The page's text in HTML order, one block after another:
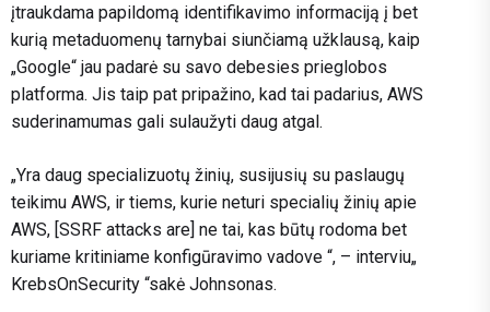
įtraukdama papildomą identifikavimo informaciją į bet
kurią metaduomenų tarnybai siunčiamą užklausą, kaip
„Google“ jau padarė su savo debesies prieglobos
platforma. Jis taip pat pripažino, kad tai padarius, AWS
suderinamumas gali sulaužyti daug atgal.
„Yra daug specializuotų žinių, susijusių su paslaugų
teikimu AWS, ir tiems, kurie neturi specialių žinių apie
AWS, [SSRF attacks are] ne tai, kas būtų rodoma bet
kuriame kritiniame konfigūravimo vadove “, – interviu„
KrebsOnSecurity “sakė Johnsonas.